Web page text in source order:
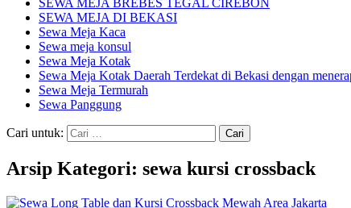
SEWA MEJA DI BEKASI
Sewa Meja Kaca
Sewa meja konsul
Sewa Meja Kotak
Sewa Meja Kotak Daerah Terdekat di Bekasi dengan
Sewa Meja Termurah
Sewa Panggung
Cari untuk:
Arsip Kategori: sewa kursi crossback